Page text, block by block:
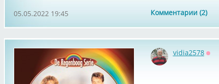
Комментарии (2)
05.05.2022 19:45
vidia2578